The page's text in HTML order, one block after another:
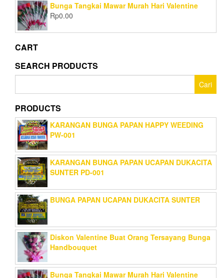
Bunga Tangkai Mawar Murah Hari Valentine
Rp0.00
CART
SEARCH PRODUCTS
PRODUCTS
KARANGAN BUNGA PAPAN HAPPY WEEDING
PW-001
KARANGAN BUNGA PAPAN UCAPAN DUKACITA
SUNTER PD-001
BUNGA PAPAN UCAPAN DUKACITA SUNTER
Diskon Valentine Buat Orang Tersayang Bunga
Handbouquet
Bunga Tangkai Mawar Murah Hari Valentine